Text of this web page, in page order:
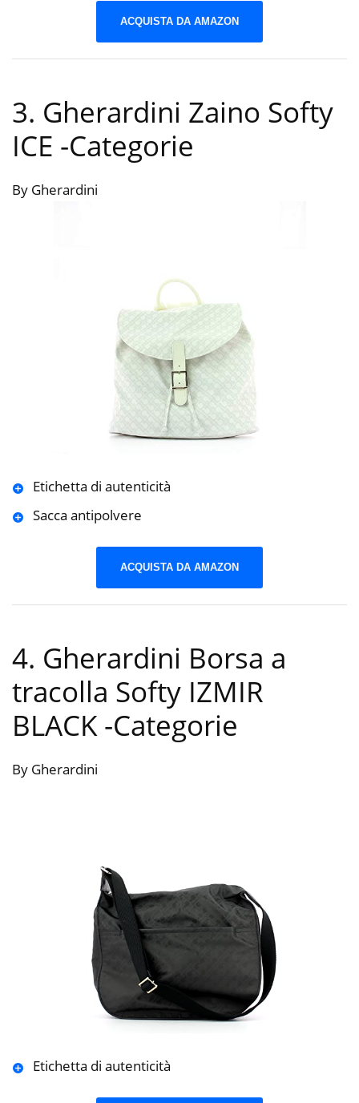
ACQUISTA DA AMAZON
3. Gherardini Zaino Softy
ICE -Categorie
By Gherardini
Etichetta di autenticità
Sacca antipolvere
ACQUISTA DA AMAZON
4. Gherardini Borsa a
tracolla Softy IZMIR
BLACK-Categorie
By Gherardini
Etichetta di autenticità